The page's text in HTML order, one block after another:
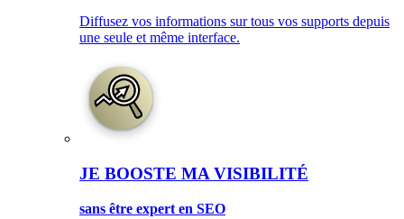
Diffusez vos informations sur tous vos supports depuis
une seule et même interface.
JE BOOSTE MA VISIBILITÉ
sans être expert en SEO